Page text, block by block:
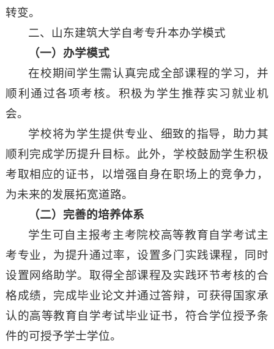
转变。
二、山东建筑大学自考专升本办学模式
（一）办学模式
在校期间学生需认真完成全部课程的学习，并
顺利通过各项考核。积极为学生推荐实习就业机
会。
学校将为学生提供专业、细致的指导，助力其
顺利完成学历提升目标。此外，学校鼓励学生积极
考取相应的证书，以增强自身在职场上的竞争力，
为未来的发展拓宽道路。
（二）完善的培养体系
学生可自主报考主考院校高等教育自学考试主
考专业，为提升通过率，设置多门实践课程，同时
设置网络助学。取得全部课程及实践环节考核的合
格成绩，完成毕业论文并通过答辩，可获得国家承
认的高等教育自学考试毕业证书，符合学位授予条
件的可授予学士学位。